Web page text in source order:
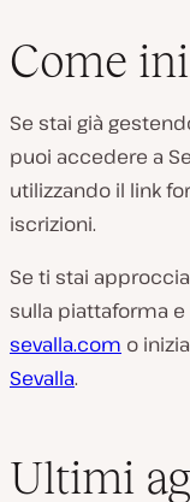
Come
Se stai già
puoi accedere a
utilizzando il link
iscrizioni.
Se ti stai
sulla piattaforma
sevalla.com o
Sevalla.
Ultimi